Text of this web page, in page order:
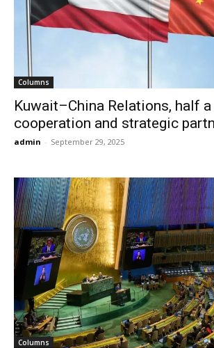
Columns
Kuwait–China Relations, half
cooperation and strategic
admin - September 29, 2025
Columns